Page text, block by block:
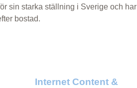
sin starka ställning i Sverige och har
bostad.
Internet Content &